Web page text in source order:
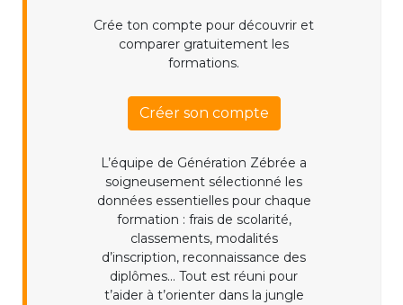
Crée ton compte pour découvrir et
comparer gratuitement les
formations.
Créer son compte
L’équipe de Génération Zébrée a
soigneusement sélectionné les
données essentielles pour chaque
formation : frais de scolarité,
classements, modalités
d’inscription, reconnaissance des
diplômes... Tout est réuni pour
t’aider à t’orienter dans la jungle